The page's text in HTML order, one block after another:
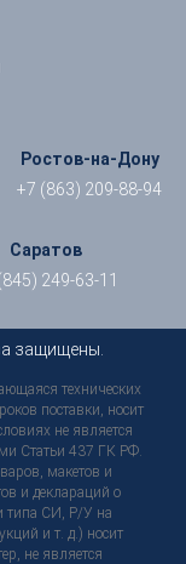
Ростов-на-Дону
+7 (863) 209-88-94
Саратов
249-63-11
защищены.
технических
поставки, носит
не является
Статьи 437 ГК РФ.
макетов и
и деклараций о
типа СИ, Р/У на
и т. д.) носит
не является